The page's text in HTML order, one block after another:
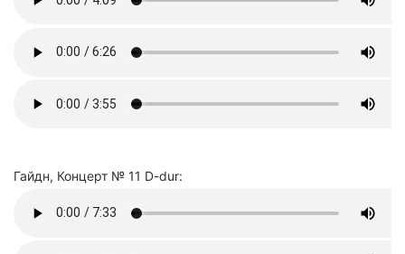
Гайдн, Концерт № 11 D-dur: